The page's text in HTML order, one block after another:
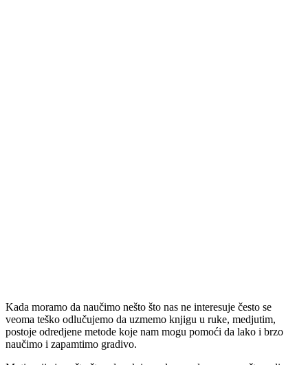
Kada moramo da naučimo nešto što nas ne interesuje često se
veoma teško odlučujemo da uzmemo knjigu u ruke, medjutim,
postoje odredjene metode koje nam mogu pomoći da lako i brzo
naučimo i zapamtimo gradivo.